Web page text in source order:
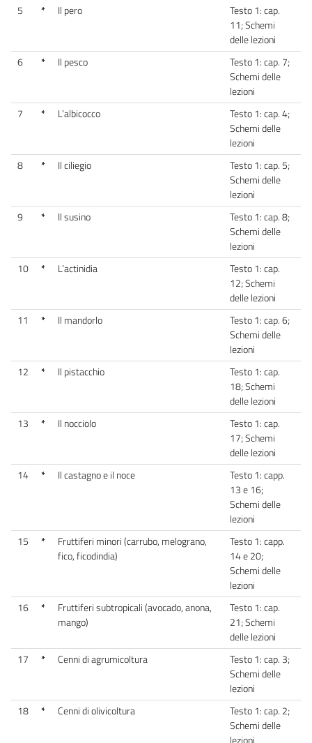
5 * Il pero
Testo 1: cap.
11; Schemi
delle lezioni
6
* Il pesco
Testo 1: cap. 7;
Schemi delle
lezioni
7
* L’albicocco
Testo 1: cap. 4;
Schemi delle
lezioni
8
* Il ciliegio
Testo 1: cap. 5;
Schemi delle
lezioni
9
* Il susino
Testo 1: cap. 8;
Schemi delle
lezioni
10
* L’actinidia
Testo 1: cap.
12; Schemi
delle lezioni
11
* Il mandorlo
Testo 1: cap. 6;
Schemi delle
lezioni
12
* Il pistacchio
Testo 1: cap.
18; Schemi
delle lezioni
13
* Il nocciolo
Testo 1: cap.
17; Schemi
delle lezioni
14
* Il castagno e il noce
Testo 1: capp.
13 e 16;
Schemi delle
lezioni
15
*
Fruttiferi minori (carrubo, melograno,
fico, ficodindia)
Testo 1: capp.
14 e 20;
Schemi delle
lezioni
16
*
Fruttiferi subtropicali (avocado, anona,
mango)
Testo 1: cap.
21; Schemi
delle lezioni
17
* Cenni di agrumicoltura
Testo 1: cap. 3;
Schemi delle
lezioni
18
* Cenni di olivicoltura
Testo 1: cap. 2;
Schemi delle